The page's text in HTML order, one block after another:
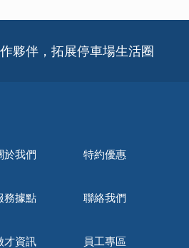
夥伴，拓展停車場生活圈
於我們 特約優惠
務據點 聯絡我們
才資訊 員工專區